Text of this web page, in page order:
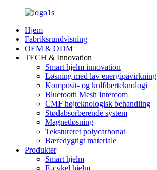
Hjem
Fabriksrundvisning
OEM & ODM
TECH & Innovation
Smart hjelm innovation
Løsning med lav energipåvirkning
Komposit- og kulfiberteknologi
Bluetooth Mesh Intercom
CMF højteknologisk behandling
Stødabsorberende system
Magnetløsning
Tekstureret polycarbonat
Bæredygtigt materiale
Produkter
Smart hjelm
E-cykel hjelm